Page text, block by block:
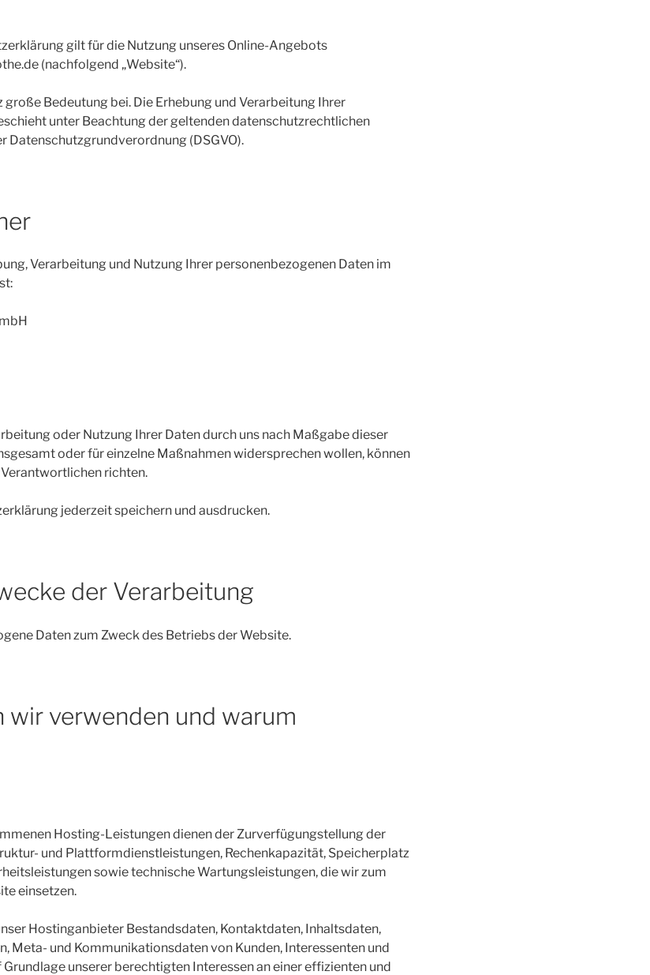
gilt für die Nutzung unseres Online-Angebots
(nachfolgend „Website“).
Bedeutung bei. Die Erhebung und Verarbeitung Ihrer
unter Beachtung der geltenden datenschutzrechtlichen
Datenschutzgrundverordnung (DSGVO).
Verarbeitung und Nutzung Ihrer personenbezogenen Daten im
oder Nutzung Ihrer Daten durch uns nach Maßgabe dieser
oder für einzelne Maßnahmen widersprechen wollen, können
richten.
jederzeit speichern und ausdrucken.
der Verarbeitung
Daten zum Zweck des Betriebs der Website.
wir verwenden und warum
Hosting-Leistungen dienen der Zurverfügungstellung der
und Plattformdienstleistungen, Rechenkapazität, Speicherplatz
sowie technische Wartungsleistungen, die wir zum
einsetzen.
Hostinganbieter Bestandsdaten, Kontaktdaten, Inhaltsdaten,
Meta- und Kommunikationsdaten von Kunden, Interessenten und
unserer berechtigten Interessen an einer effizienten und